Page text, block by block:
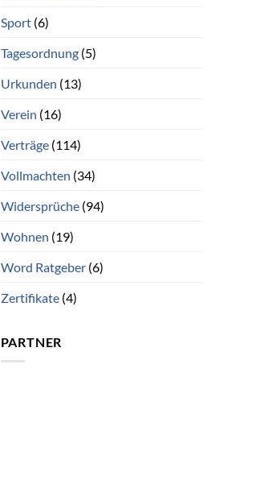
Sport(6)
Tagesordnung(5)
Urkunden (13)
Verein (16)
Verträge(114)
Vollmachten (34)
Widersprüche(94)
Wohnen (19)
Word Ratgeber(6)
Zertifikate(4)
PARTNER